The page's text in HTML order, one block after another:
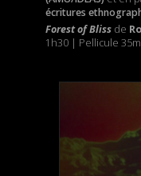
écritures
Forest of Blissde
1h30 | Pellicule